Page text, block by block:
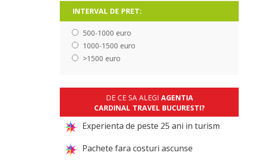
INTERVAL DE PRET:
500-1000 euro
1000-1500 euro
>1500 euro
DE CE SA ALEGI AGENTIA
CARDINAL TRAVEL BUCURESTI?
Experienta de peste 25 ani in turism
Pachete fara costuri ascunse